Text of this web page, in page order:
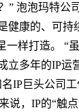
” 泡泡玛特公
健康的、可持
样打造。 “
立多年的IP运
IP巨头公司
说，IP的“触